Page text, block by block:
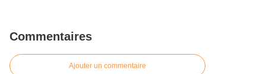
Commentaires
Ajouter un commentaire